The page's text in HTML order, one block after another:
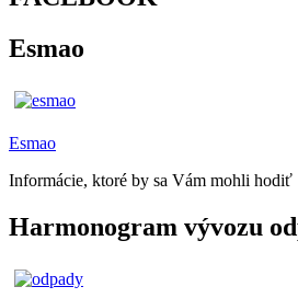
Esmao
Esmao
Informácie, ktoré by sa Vám mohli hodiť
Harmonogram vývozu